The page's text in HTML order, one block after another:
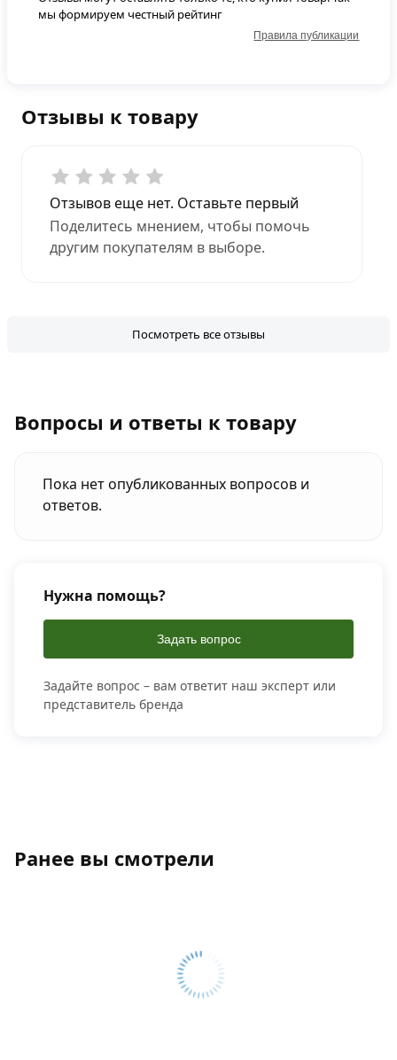
Отзывы к товару
Отзывов еще нет. Оставьте первый
Поделитесь мнением, чтобы помочь
другим покупателям в выборе.
Посмотреть все отзывы
мы формируем честный рейтинг
Правила публикации
Вопросы и ответы к товару
Пока нет опубликованных вопросов и
ответов.
Нужна помощь?
Задать вопрос
Задайте вопрос – вам ответит наш эксперт или
представитель бренда
Ранее вы смотрели